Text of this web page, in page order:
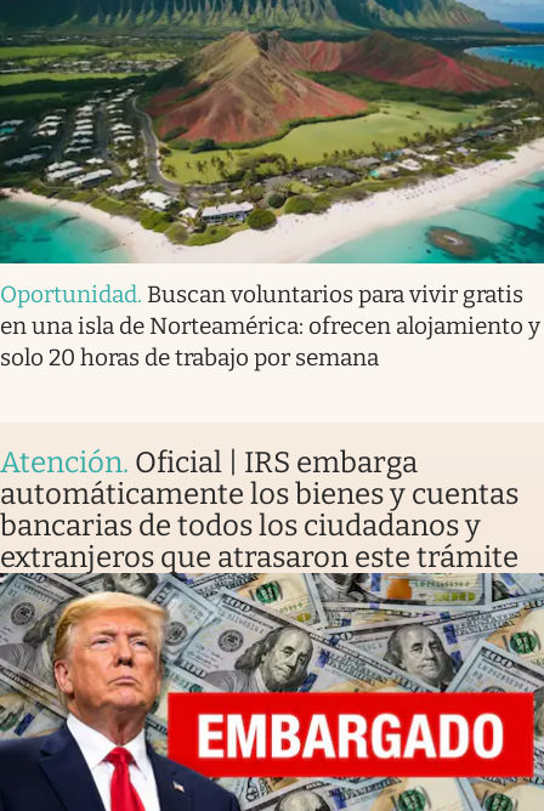
Oportunidad. Buscan voluntarios para vivir gratis
en una isla de Norteamérica: ofrecen alojamiento y
solo 20 horas de trabajo por semana
Atención. Oficial | IRS embarga
automáticamente los bienes y cuentas
bancarias de todos los ciudadanos y
extranjeros que atrasaron este trámite